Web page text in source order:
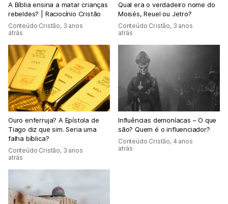
A Bíblia ensina a matar crianças
rebeldes? | Raciocínio Cristão
Conteúdo Cristão, 3 anos
atrás
Qual era o verdadeiro nome do
Moisés, Reuel ou Jetro?
Conteúdo Cristão, 3 anos
atrás
Ouro enferruja? A Epístola de
Tiago diz que sim. Seria uma
falha bíblica?
Conteúdo Cristão, 3 anos
atrás
Influências demoníacas – O que
são? Quem é o influenciador?
Conteúdo Cristão, 4 anos
atrás